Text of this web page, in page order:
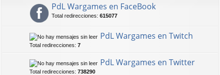
PdL Wargames en FaceBook
Total redirecciones: 615077
PdL Wargames en Twitch
Total redirecciones: 7
PdL Wargames en Twitter
Total redirecciones: 738290